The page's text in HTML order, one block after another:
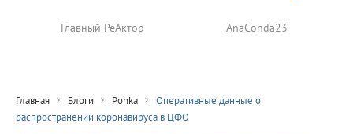
Главный РеАктор AnaConda23
Главная Блоги Ponka
Оперативные данные о
распространении коронавируса в ЦФО